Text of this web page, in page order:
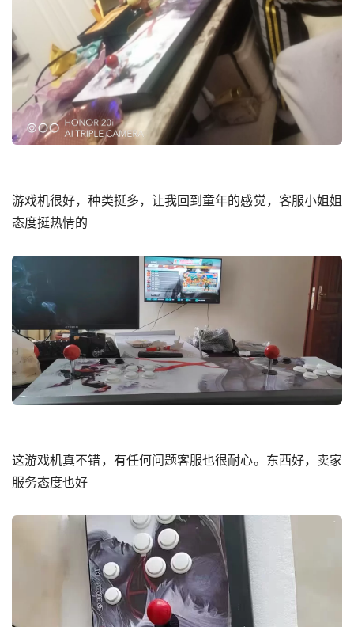
游戏机很好，种类挺多，让我回到童年的感觉，客服小姐姐
态度挺热情的
这游戏机真不错，有任何问题客服也很耐心。东西好，卖家
服务态度也好